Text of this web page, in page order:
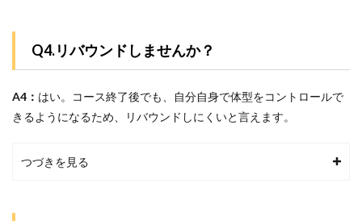
Q4.リバウンドしませんか？
A4： はい。コース終了後でも、自分自身で体型をコントロールで
きるようになるため、リバウンドしにくいと言えます。
つづきを見る